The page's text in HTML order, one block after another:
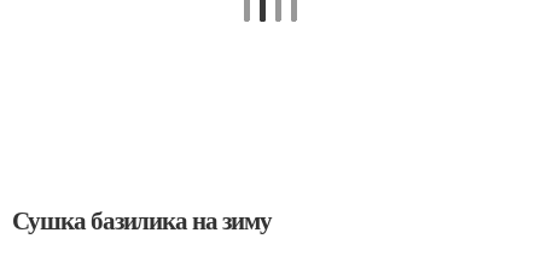
Сушка базилика на зиму